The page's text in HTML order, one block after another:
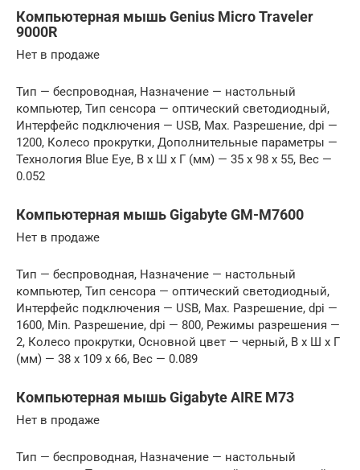
Компьютерная мышь Genius Micro Traveler
9000R
Нет в продаже
Тип — беспроводная, Назначение — настольный
компьютер, Тип сенсора — оптический светодиодный,
Интерфейс подключения — USB, Max. Разрешение, dpi —
1200, Колесо прокрутки, Дополнительные параметры —
Технология Blue Eye, В x Ш x Г (мм) — 35 x 98 x 55, Вес —
0.052
Компьютерная мышь Gigabyte GM-M7600
Нет в продаже
Тип — беспроводная, Назначение — настольный
компьютер, Тип сенсора — оптический светодиодный,
Интерфейс подключения — USB, Max. Разрешение, dpi —
1600, Min. Разрешение, dpi — 800, Режимы разрешения —
2, Колесо прокрутки, Основной цвет — черный, В x Ш x Г
(мм) — 38 x 109 x 66, Вес — 0.089
Компьютерная мышь Gigabyte AIRE M73
Нет в продаже
Тип — беспроводная, Назначение — настольный